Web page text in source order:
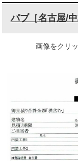
パブ［名古屋/
画像をクリ